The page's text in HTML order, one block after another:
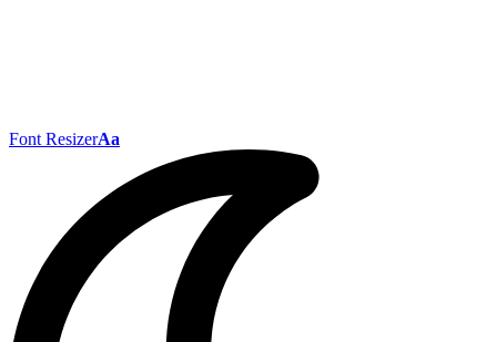
Font ResizerAa